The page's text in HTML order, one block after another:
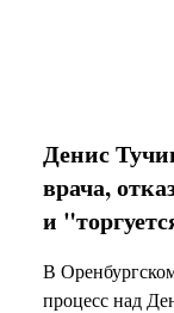
Денис
врача,
и
В
процесс над